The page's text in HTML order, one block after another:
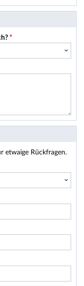
*
etwaige Rückfragen.